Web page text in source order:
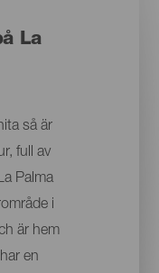
La
så är
full av
Palma
i
är hem
en